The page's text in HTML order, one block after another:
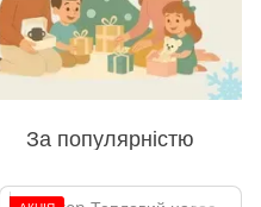
За популярністю